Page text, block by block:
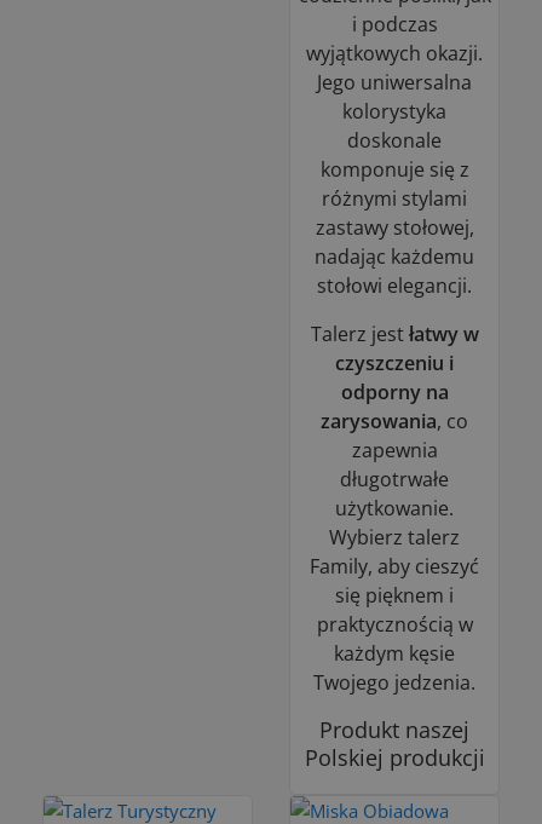
i podczas
wyjątkowych okazji.
Jego uniwersalna
kolorystyka
doskonale
komponuje się z
różnymi stylami
zastawy stołowej,
nadając każdemu
stołowi elegancji.
Talerz jestłatwy w
czyszczeniu i
odporny na
zarysowania, co
zapewnia
długotrwałe
użytkowanie.
Wybierz talerz
Family, aby cieszyć
się pięknem i
praktycznością w
każdym kęsie
Twojego jedzenia.
Produkt naszej
Polskiej produkcji